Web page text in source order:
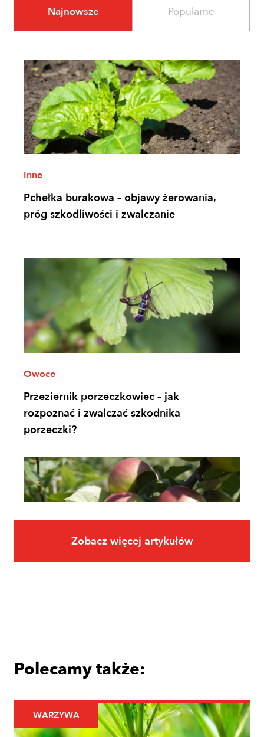
Najnowsze Popularne
Inne
Pchełka burakowa – objawy żerowania,
próg szkodliwości i zwalczanie
Owoce
Przeziernik porzeczkowiec – jak
rozpoznać i zwalczać szkodnika
porzeczki?
Zobacz więcej artykułów
Polecamy także:
WARZYWA